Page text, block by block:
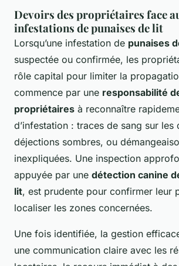
Devoirs des propriétaires face
infestations de punaises de lit
Lorsqu’une infestation de punaises
suspectée ou confirmée, les
rôle capital pour limiter la
commence par une responsabilité
propriétaires à reconnaître
d’infestation : traces de sang sur les
déjections sombres, ou
inexpliquées. Une inspection
appuyée par une détection canine
lit, est prudente pour confirmer leur
localiser les zones concernées.
Une fois identifiée, la gestion
une communication claire avec les